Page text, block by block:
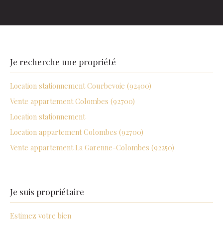
Je recherche une propriété
Location stationnement Courbevoie (92400)
Vente appartement Colombes (92700)
Location stationnement
Location appartement Colombes (92700)
Vente appartement La Garenne-Colombes (92250)
Je suis propriétaire
Estimez votre bien